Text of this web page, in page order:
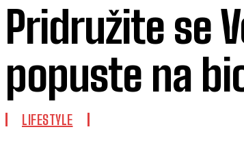
Pridružite se
popuste na
LIFESTYLE